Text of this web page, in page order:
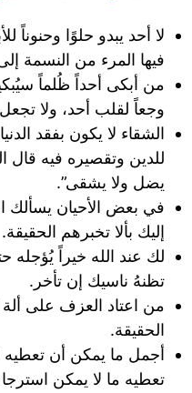
لا أحد يبدو حلوًا وحنوناً
فيها المرء من النسمة
من أبكى أحداً ظُلماً
وجعاً لقلب أحد، ولا
الشقاء لا يكون بفقد
للدين وتقصيره فيه قال
يضل ولا يشقى”.
في بعض الأحيان يسألك
إليك بألا تخبرهم الحقيقة.
‏لك عند الله خيراً يُؤجله
تظنهُ ناسيك إن تأخر.
من اعتاد العزف على ألة
الحقيقة.
أجمل ما يمكن أن
تعطيه ما لا يمكن